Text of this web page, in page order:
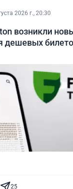
2026 г., 20:30
возникли
дешевых
25